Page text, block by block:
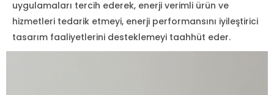
uygulamaları tercih ederek, enerji verimli ürün ve
hizmetleri tedarik etmeyi, enerji performansını iyileştirici
tasarım faaliyetlerini desteklemeyi taahhüt eder.